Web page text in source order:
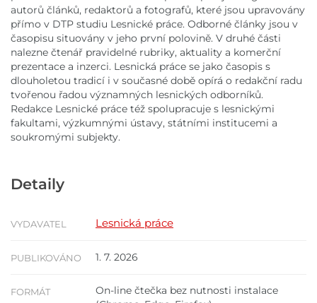
autorů článků, redaktorů a fotografů, které jsou upravovány
přímo v DTP studiu Lesnické práce. Odborné články jsou v
časopisu situovány v jeho první polovině. V druhé části
nalezne čtenář pravidelné rubriky, aktuality a komerční
prezentace a inzerci. Lesnická práce se jako časopis s
dlouholetou tradicí i v současné době opírá o redakční radu
tvořenou řadou významných lesnických odborníků.
Redakce Lesnické práce též spolupracuje s lesnickými
fakultami, výzkumnými ústavy, státními institucemi a
soukromými subjekty.
Detaily
VYDAVATEL Lesnická práce
PUBLIKOVÁNO 1. 7. 2026
FORMÁT
On-line čtečka bez nutnosti instalace